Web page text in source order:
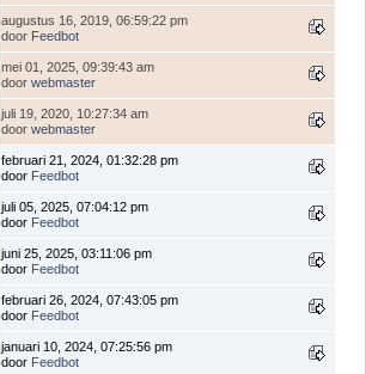
augustus 16, 2019, 06:59:22 pm
door Feedbot
mei 01, 2025, 09:39:43 am
door webmaster
juli 19, 2020, 10:27:34 am
door webmaster
februari 21, 2024, 01:32:28 pm
door Feedbot
juli 05, 2025, 07:04:12 pm
door Feedbot
juni 25, 2025, 03:11:06 pm
door Feedbot
februari 26, 2024, 07:43:05 pm
door Feedbot
januari 10, 2024, 07:25:56 pm
door Feedbot